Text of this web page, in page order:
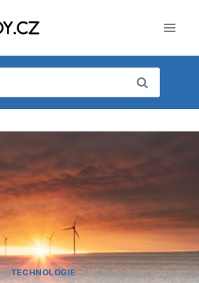
TECHNOLOGIE